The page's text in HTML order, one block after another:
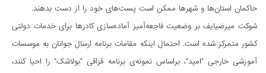
حاکمان استان‌ها و شهرها ممکن است پست‌های خود را از دست بدهند.
شوکت میرضیایف بر وضعیت فاجعه‌آمیز آماده‌سازی کادرها برای خدمات دولتی
کشور متمرکز شده است. احتمال اینکه مقامات برنامه ارسال جوانان به موسسات
آموزشی خارجی "امید"، براساس نمونه‌ی برنامه قزاقی "بولاشک" را احیا کنند،